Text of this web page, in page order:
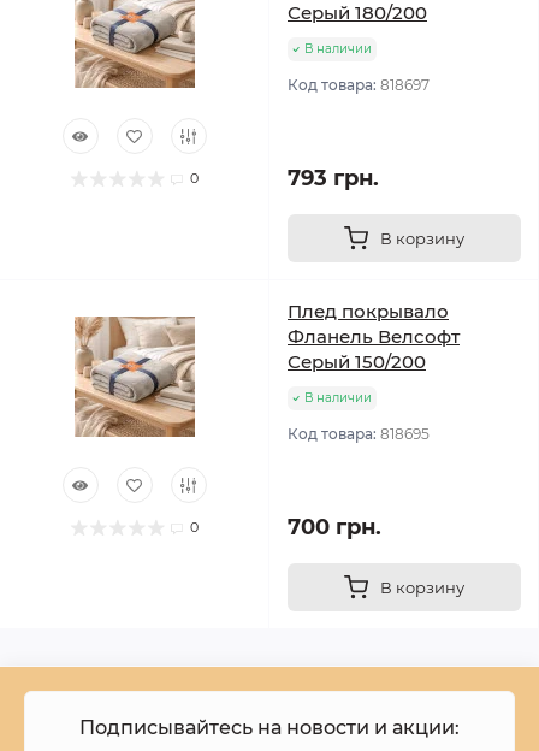
0
Серый 180/200
В наличии
Код товара: 818697
793 грн.
В корзину
0
Плед покрывало
Фланель Велсофт
Серый 150/200
В наличии
Код товара: 818695
700 грн.
В корзину
Подписывайтесь на новости и акции: